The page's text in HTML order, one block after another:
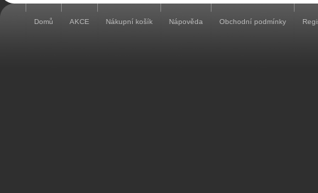
Domů AKCE Nákupní košík Nápověda Obchodní podmínky